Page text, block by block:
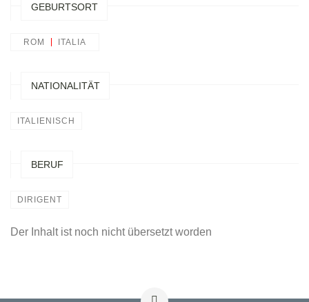
GEBURTSORT
ROM ITALIA
NATIONALITÄT
ITALIENISCH
BERUF
DIRIGENT
Der Inhalt ist noch nicht übersetzt worden